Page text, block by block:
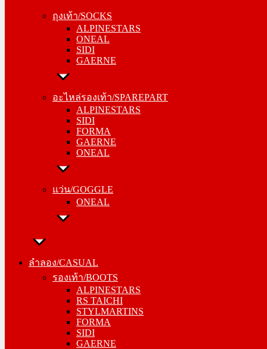
ถุงเท้า/SOCKS
ALPINESTARS
ONEAL
SIDI
GAERNE
อะไหล่รองเท้า/SPAREPART
ALPINESTARS
SIDI
FORMA
GAERNE
ONEAL
แว่น/GOGGLE
ONEAL
ลำลอง/CASUAL
รองเท้า/BOOTS
ALPINESTARS
RS TAICHI
STYLMARTINS
FORMA
SIDI
GAERNE
ONEAL
SIDI
GAERNE
อะไหล่รองเท้า/SPAREPART
SIDI
FORMA
GAERNE
ONEAL
แว่น/GOGGLE
ลำลอง/CASUAL
ALPINESTARS
RS TAICHI
STYLMARTINS
FORMA
SIDI
GAERNE